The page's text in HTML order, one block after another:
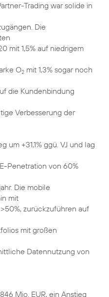
Trading war solide in
Die
mit 1,5% auf niedrigem
O2 mit 1,3% sogar noch
die Kundenbindung
Verbesserung der
um +31,1% ggü. VJ und lag
Penetration von 60%
Die mobile
mit
zurückzuführen auf
mit großen
Datennutzung von
Mio. EUR, ein Anstieg